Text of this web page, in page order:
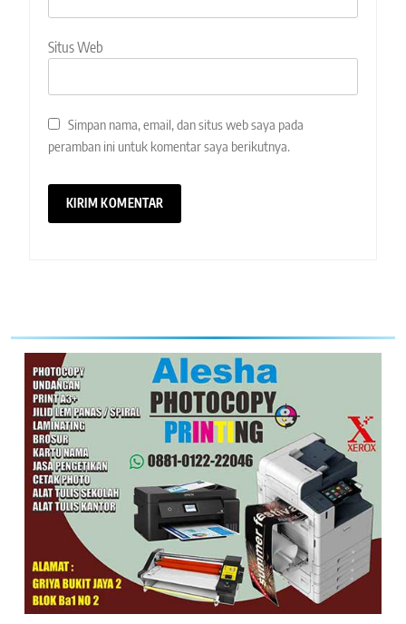
Situs Web
Simpan nama, email, dan situs web saya pada
peramban ini untuk komentar saya berikutnya.